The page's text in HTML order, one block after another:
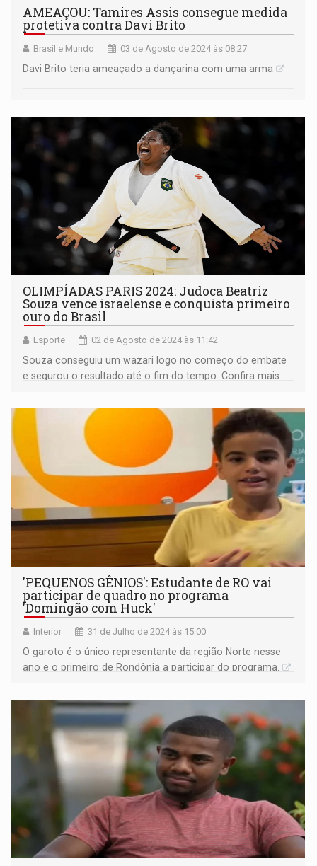
AMEAÇOU: Tamires Assis consegue medida
protetiva contra Davi Brito
Brasil e Mundo 03 de Agosto de 2024 às 08:27
Davi Brito teria ameaçado a dançarina com uma arma
OLIMPÍADAS PARIS 2024: Judoca Beatriz
Souza vence israelense e conquista primeiro
ouro do Brasil
Esporte 02 de Agosto de 2024 às 11:42
Souza conseguiu um wazari logo no começo do embate
e segurou o resultado até o fim do tempo. Confira mais
Olímpicos parisienses
'PEQUENOS GÊNIOS': Estudante de RO vai
participar de quadro no programa
'Domingão com Huck'
Interior 31 de Julho de 2024 às 15:00
O garoto é o único representante da região Norte nesse
ano e o primeiro de Rondônia a participar do programa.